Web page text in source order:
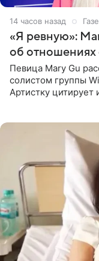
14 часов назад
«Я ревную»:
об отношениях
Певица Mary Gu
солистом группы
Артистку цитирует